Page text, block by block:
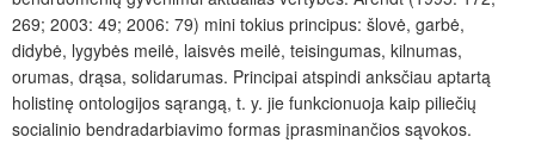
269; 2003: 49; 2006: 79) mini tokius principus: šlovė, garbė,
didybė, lygybės meilė, laisvės meilė, teisingumas, kilnumas,
orumas, drąsa, solidarumas. Principai atspindi anksčiau aptartą
holistinę ontologijos sąrangą, t. y. jie funkcionuoja kaip piliečių
socialinio bendradarbiavimo formas įprasminančios sąvokos.